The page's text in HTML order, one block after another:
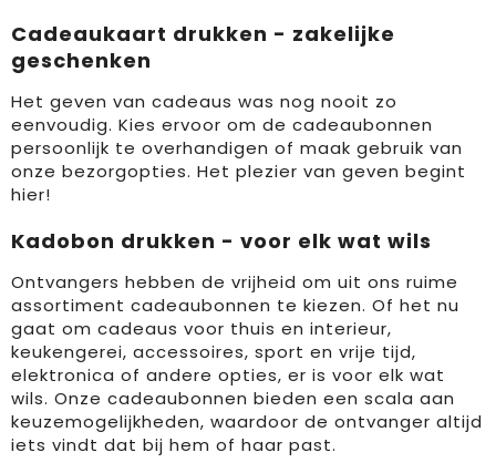
Cadeaukaart drukken - zakelijke
geschenken
Het geven van cadeaus was nog nooit zo
eenvoudig. Kies ervoor om de cadeaubonnen
persoonlijk te overhandigen of maak gebruik van
onze bezorgopties. Het plezier van geven begint
hier!
Kadobon drukken - voor elk wat wils
Ontvangers hebben de vrijheid om uit ons ruime
assortiment cadeaubonnen te kiezen. Of het nu
gaat om cadeaus voor thuis en interieur,
keukengerei, accessoires, sport en vrije tijd,
elektronica of andere opties, er is voor elk wat
wils. Onze cadeaubonnen bieden een scala aan
keuzemogelijkheden, waardoor de ontvanger altijd
iets vindt dat bij hem of haar past.